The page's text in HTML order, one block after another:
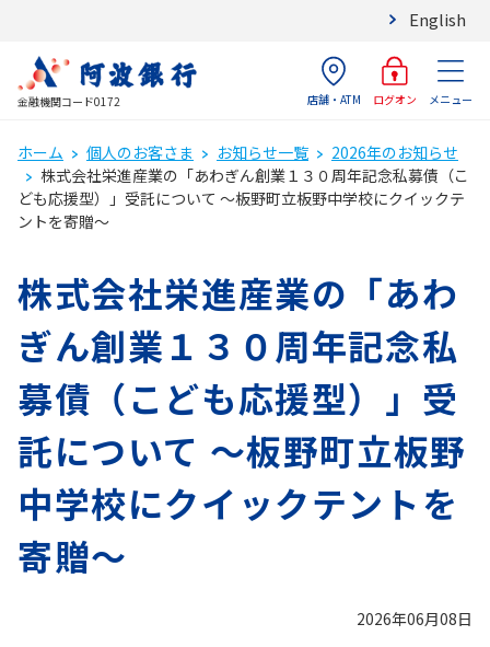
English
金融機関コード0172 店舗・ATM ログオン メニュー
ホーム 個人のお客さま お知らせ一覧
2026年のお知らせ
株式会社栄進産業の「あわぎん創業１３０周年記念私募債（こ
ども応援型）」受託について ～板野町立板野中学校にクイックテ
ントを寄贈～
株式会社栄進産業の「あわ
ぎん創業１３０周年記念私
募債（こども応援型）」受
託について ～板野町立板野
中学校にクイックテントを
寄贈～
2026年06月08日